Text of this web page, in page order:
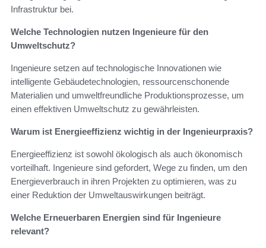
Infrastruktur bei.
Welche Technologien nutzen Ingenieure für den
Umweltschutz?
Ingenieure setzen auf technologische Innovationen wie
intelligente Gebäudetechnologien, ressourcenschonende
Materialien und umweltfreundliche Produktionsprozesse, um
einen effektiven Umweltschutz zu gewährleisten.
Warum ist Energieeffizienz wichtig in der Ingenieurpraxis?
Energieeffizienz ist sowohl ökologisch als auch ökonomisch
vorteilhaft. Ingenieure sind gefordert, Wege zu finden, um den
Energieverbrauch in ihren Projekten zu optimieren, was zu
einer Reduktion der Umweltauswirkungen beiträgt.
Welche Erneuerbaren Energien sind für Ingenieure
relevant?